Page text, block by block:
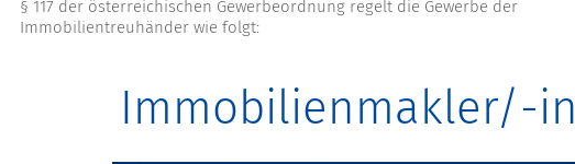
§ 117 der österreichischen Gewerbeordnung regelt die Gewerbe der
Immobilientreuhänder wie folgt:
Immobilienmakler/-in